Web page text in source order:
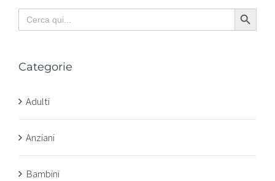
Search
for:
Search Button
Categorie
Adulti
Anziani
Bambini